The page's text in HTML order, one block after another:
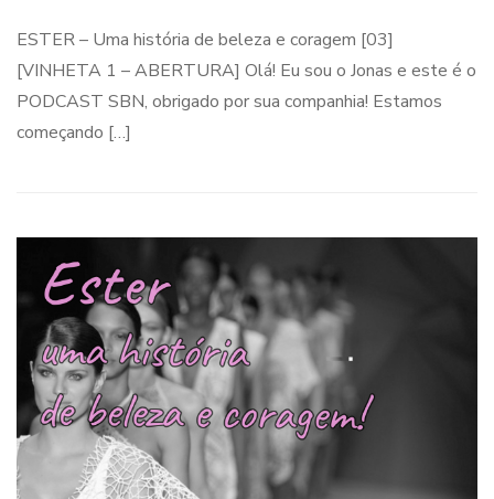
ESTER – Uma história de beleza e coragem [03]
[VINHETA 1 – ABERTURA] Olá! Eu sou o Jonas e este é o
PODCAST SBN, obrigado por sua companhia! Estamos
começando […]